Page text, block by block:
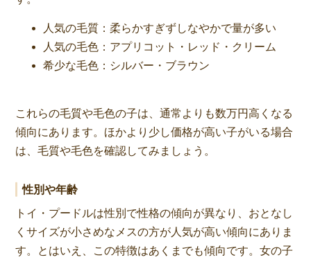
人気の毛質：柔らかすぎずしなやかで量が多い
人気の毛色：アプリコット・レッド・クリーム
希少な毛色：シルバー・ブラウン
これらの毛質や毛色の子は、通常よりも数万円高くなる
傾向にあります。ほかより少し価格が高い子がいる場合
は、毛質や毛色を確認してみましょう。
性別や年齢
トイ・プードルは性別で性格の傾向が異なり、おとなし
くサイズが小さめなメスの方が人気が高い傾向にありま
す。とはいえ、この特徴はあくまでも傾向です。女の子